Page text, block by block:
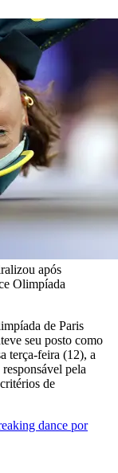
após
Olimpíada
de Paris
seu posto como
terça-feira (12), a
pela
de
dance por